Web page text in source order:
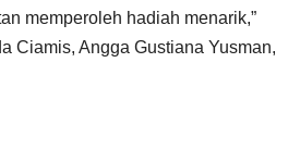
memperoleh hadiah menarik,”
Ciamis, Angga Gustiana Yusman,